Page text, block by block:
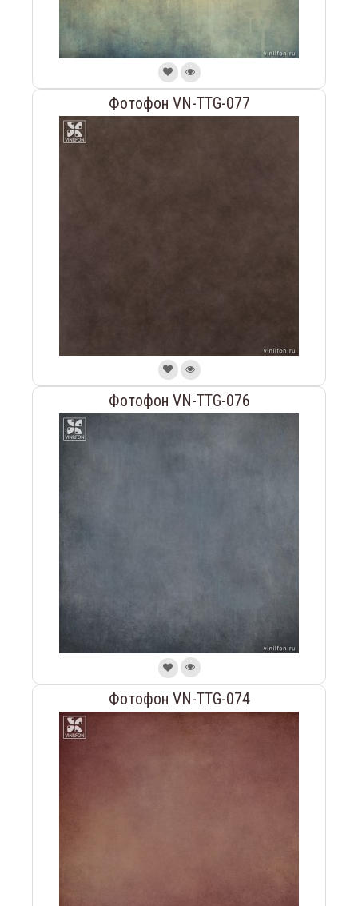
Фотофон VN-TTG-077
Фотофон VN-TTG-076
Фотофон VN-TTG-074